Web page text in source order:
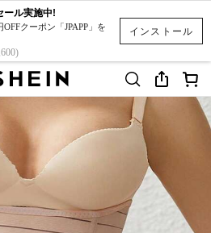
インストール
ール実施中!
クーポン「JPAPP」を